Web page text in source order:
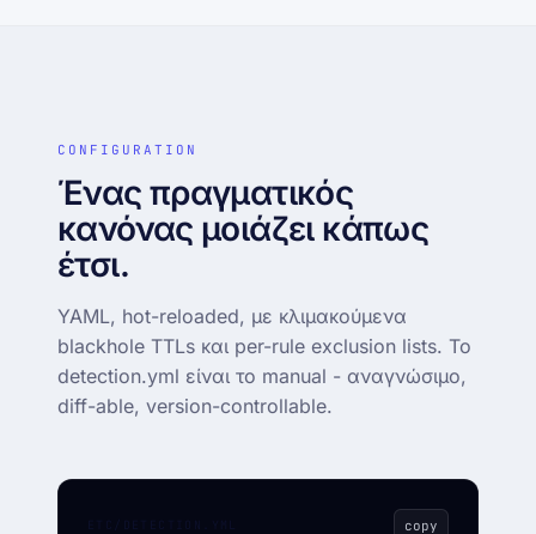
CONFIGURATION
Ένας πραγματικός
κανόνας μοιάζει κάπως
έτσι.
YAML, hot-reloaded, με κλιμακούμενα
blackhole TTLs και per-rule exclusion lists. Το
detection.yml είναι το manual - αναγνώσιμο,
diff-able, version-controllable.
copy